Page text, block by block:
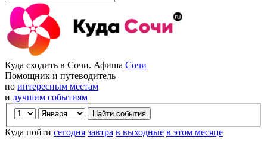
Куда сходить в Сочи. Афиша Сочи
Помощник и путеводитель
по интересным местам
и лучшим событиям
Куда пойти сегодня завтра в выходные в этом месяце